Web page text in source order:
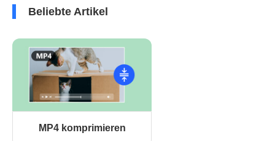
Beliebte Artikel
MP4 komprimieren